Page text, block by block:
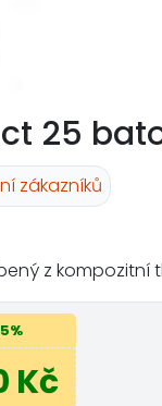
25
zákazníků
z kompozitní
Kč